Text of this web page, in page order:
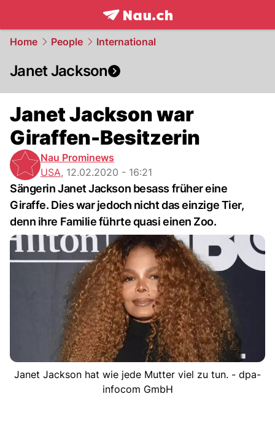
frontpage.NAU.ch
Home People International
Janet Jackson
Janet Jackson war
Giraffen-Besitzerin
Nau Prominews
USA, 12.02.2020 - 16:21
Sängerin Janet Jackson besass früher eine
Giraffe. Dies war jedoch nicht das einzige Tier,
denn ihre Familie führte quasi einen Zoo.
Janet Jackson hat wie jede Mutter viel zu tun. - dpa-
infocom GmbH